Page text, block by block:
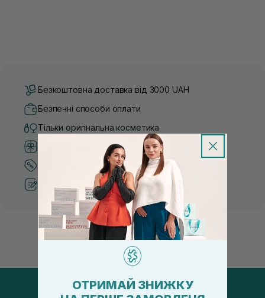
Безкоштовна доставка від 3000 UAH
Безпечні способи оплати
Тільки оригінальна косметика
Система бонусів та лояльності
Кращі ціни та топ товари
Рекомендації від косметологів
ОТРИМАЙ ЗНИЖКУ